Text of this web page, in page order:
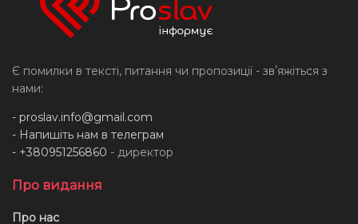
Є помилки в тексті, питання чи пропозиції - звʼяжіться з
нами:
- proslav.info@gmail.com
- Напишіть нам в телеграм
- +380951256860 - директор
Про видання
Про нас